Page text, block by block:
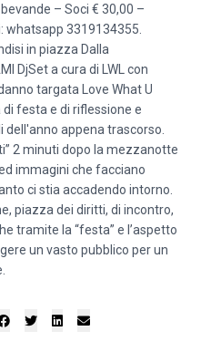
– Soci € 30,00 –
whatsapp 3319134355.
in piazza Dalla
DjSet a cura di LWL con
targata Love What U
di festa e di riflessione e
appena trascorso.
2 minuti dopo la mezzanotte
immagini che facciano
ci stia accadendo intorno.
piazza dei diritti, di incontro,
tramite la “festa” e l’aspetto
un vasto pubblico per un